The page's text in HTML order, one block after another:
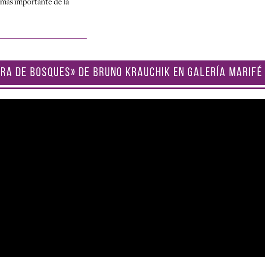
DE BOSQUES» DE BRUNO KRAUCHIK EN GALERÍA MARIFÉ